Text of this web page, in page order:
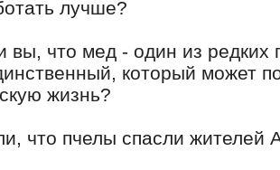
лучше?
вы, что мед - один из редких
который может
жизнь?
что пчелы спасли жителей